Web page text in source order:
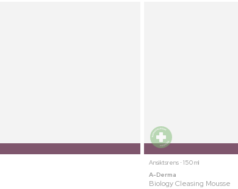
Ansiktsrens ⋅ 150 ml
A-Derma
Biology Cleasing Mousse